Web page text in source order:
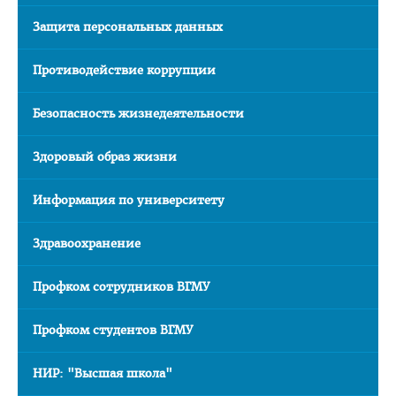
Часто задаваемые вопросы 2025
Стоимость обучения в ВГМУ
Профориентация
СТУДЕНТУ
Первокурснику
Расписание
Дневная форма обучения
Заочная форма обучения
Практика
Студенческое научное общество
Защита персональных данных
Противодействие коррупции
Безопасность жизнедеятельности
Здоровый образ жизни
Информация по университету
Здравоохранение
Профком сотрудников ВГМУ
Профком студентов ВГМУ
НИР: "Высшая школа"